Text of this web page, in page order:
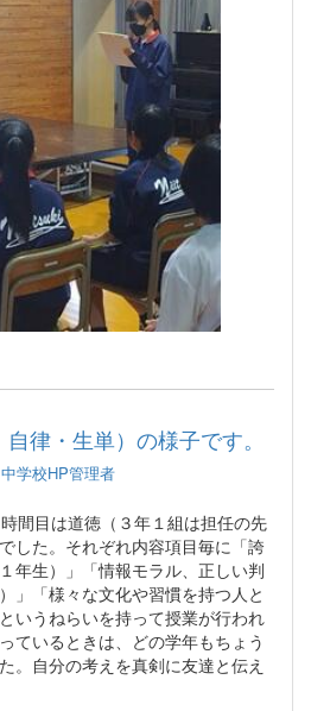
律・生単）の様子です。
学校HP管理者
間目は道徳（３年１組は担任の先
した。それぞれ内容項目毎に「誇
年生）」「情報モラル、正しい判
」「様々な文化や習慣を持つ人と
いうねらいを持って授業が行われ
ているときは、どの学年もちょう
。自分の考えを真剣に友達と伝え